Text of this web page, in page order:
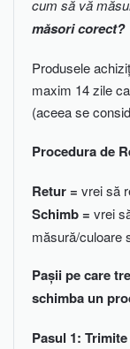
cum să vă
măsori corect?
Produsele
maxim 14 zile
(aceea se
Procedura de
Retur = vrei să
Schimb = vrei
măsură/culoare
Pașii pe care
schimba un
Pasul 1: